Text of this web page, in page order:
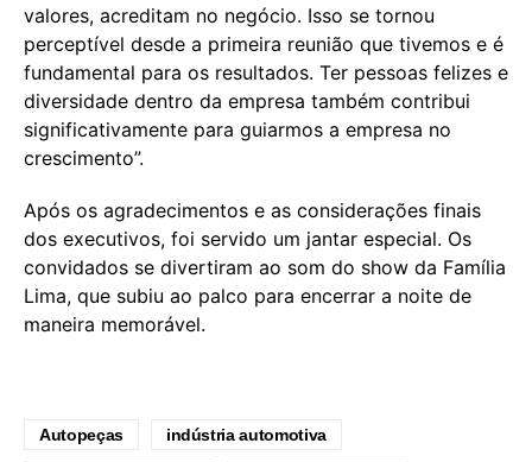
valores, acreditam no negócio. Isso se tornou
perceptível desde a primeira reunião que tivemos e é
fundamental para os resultados. Ter pessoas felizes e
diversidade dentro da empresa também contribui
significativamente para guiarmos a empresa no
crescimento”.
Após os agradecimentos e as considerações finais
dos executivos, foi servido um jantar especial. Os
convidados se divertiram ao som do show da Família
Lima, que subiu ao palco para encerrar a noite de
maneira memorável.
Autopeças indústria automotiva